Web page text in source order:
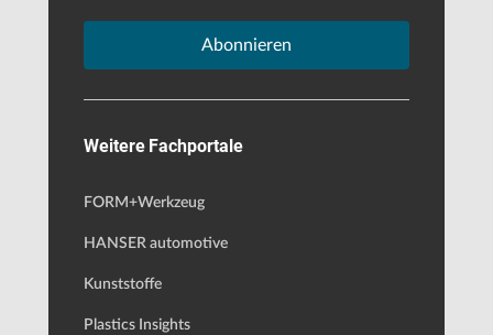
Abonnieren
Weitere Fachportale
FORM+Werkzeug
HANSER automotive
Kunststoffe
Plastics Insights